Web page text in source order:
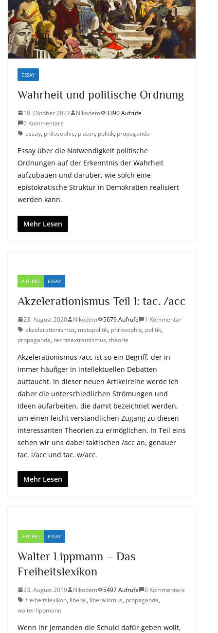
ESSAY
Wahrheit und politische Ordnung
10. Oktober 2022 Nikodem
3390 Aufrufe
0 Kommentare
essay, philosophie, platon, politik, propaganda
Essay über die Notwendigkeit politische
Ordnungen auf der Erkenntnis der Wahrheit
aufzubauen und darüber, wie solch eine
epistokratische Struktur in Demokratien realisiert
werden kann.
Mehr Lesen
ARTIKEL ESSAY
Akzelerationismus Teil 1: tac. /acc
23. August 2020 Nikodem 5679 Aufrufe
1 Kommentar
akzelerationismus, metapolitik, philosophie, politik,
propaganda, rechtsextremismus,theorie
Akzelerationismus /acc ist so ein Begriff, der in
immer häufiger in intellektuellen Debatten
auftaucht. In dieser neuen Artikelreihe werde ich
daher die unterschiedlichen Strömungen und
Ideen aufarbeiten, die damit bezeichnet werden,
um einen leicht verständlichen Zugang zu diesen
interessanten Theorien zu ermöglichen. In Teil eins
sehen wir uns dabei taktischen /acc an, genauer
tac. l/acc und tac. w/acc.
Mehr Lesen
ARTIKEL ESSAY
Walter Lippmann – Das
Freiheitslexikon
23. August 2019 Nikodem 5497 Aufrufe
0 Kommentare
freiheitslexikon, liberal, liberalismus, propaganda,
walter lippmann
Wenn ihr jemanden die Schuld dafür geben wollt,